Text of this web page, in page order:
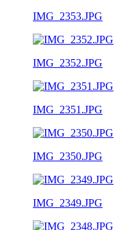
IMG_2353.JPG
IMG_2352.JPG
IMG_2351.JPG
IMG_2350.JPG
IMG_2349.JPG